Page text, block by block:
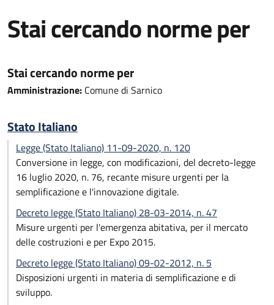
Stai cercando norme per
Stai cercando norme per
Amministrazione: Comune di Sarnico
Stato Italiano
Legge (Stato Italiano) 11-09-2020, n. 120
Conversione in legge, con modificazioni, del decreto-legge
16 luglio 2020, n. 76, recante misure urgenti per la
semplificazione e l'innovazione digitale.
Decreto legge (Stato Italiano) 28-03-2014, n. 47
Misure urgenti per l'emergenza abitativa, per il mercato
delle costruzioni e per Expo 2015.
Decreto legge (Stato Italiano) 09-02-2012, n. 5
Disposizioni urgenti in materia di semplificazione e di
sviluppo.